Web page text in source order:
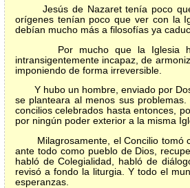
Jesús de Nazaret tenía poco que
orígenes tenían poco que ver con la
debían mucho más a filosofías ya
Por mucho que la Iglesia
intransigentemente incapaz, de
imponiendo de forma irreversible.
Y hubo un hombre, enviado por
se planteara al menos sus
concilios celebrados hasta entonces,
por ningún poder exterior a la misma
Milagrosamente, el Concilio tomó
ante todo como pueblo de Dios,
habló de Colegialidad, habló de
revisó a fondo la liturgia. Y todo el
esperanzas.